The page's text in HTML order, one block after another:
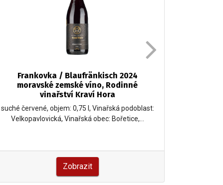
Frankovka / Blaufränkisch 2024
moravské zemské víno, Rodinné
vinařství Kraví Hora
suché červené, objem: 0,75 l, Vinařská podoblast:
Velkopavlovická, Vinařská obec: Bořetice,…
Zobrazit